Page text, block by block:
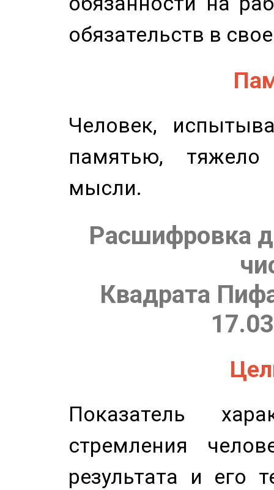
обязательств в
Человек,
памятью,
мысли.
Расшифровка
Квадрата
Показатель
стремления
результата и его